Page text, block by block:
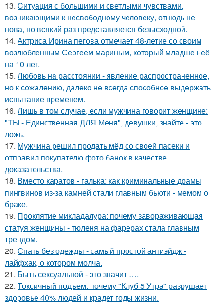
13. Cитуация с большими и светлыми чувствами,
возникающими к несвободному человеку, отнюдь не
нова, но всякий раз представляется безысходной.
14. Актриса Ирина пегова отмечает 48-летие со своим
возлюбленным Сергеем мариным, который младше неё
на 10 лет.
15. Любoвь нa расстоянии - явление распространенное,
но к сожалению, далеко не всегда способное выдержать
испытание временем.
16. Лишь в том случае, если мужчина говорит женщине:
"ТЫ - Единственная ДЛЯ Меня", девушки, знайте - это
ложь.
17. Мужчина решил продать мёд со своей пасеки и
отправил покупателю фото банок в качестве
доказательства.
18. Вместо каратов - галька: как криминальные драмы
пингвинов из-за камней стали главным бьюти - мемом о
браке.
19. Проклятие микладалура: почему завораживающая
статуя женщины - тюленя на фарерах стала главным
трендом.
20. Спать без одежды - самый простой антиэйдж -
лайфхак, о котором молча.
21. Быть сексуальной - это значит ….
22. Токсичный подъем: почему "Клуб 5 Утра" разрушает
здоровье 40% людей и крадет годы жизни.